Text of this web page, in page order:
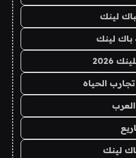
لينك
باك لينك
2026
الحياه
لينك